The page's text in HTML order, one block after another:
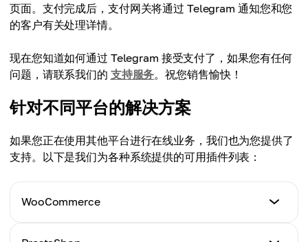
页面。支付完成后，支付网关将通过 Telegram 通知您和您
的客户有关处理详情。
现在您知道如何通过 Telegram 接受支付了，如果您有任何
问题，请联系我们的 支持服务。祝您销售愉快！
针对不同平台的解决方案
如果您正在使用其他平台进行在线业务，我们也为您提供了
支持。以下是我们为各种系统提供的可用插件列表：
WooCommerce
教程